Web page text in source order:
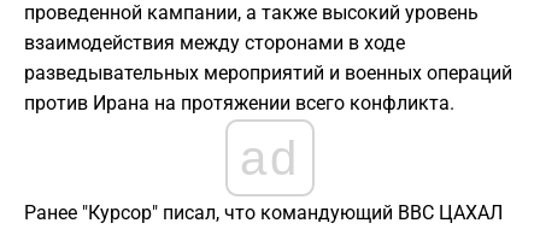
проведенной кампании, а также высокий уровень
взаимодействия между сторонами в ходе
разведывательных мероприятий и военных операций
против Ирана на протяжении всего конфликта.
ad
Ранее "Курсор" писал, что командующий ВВС ЦАХАЛ